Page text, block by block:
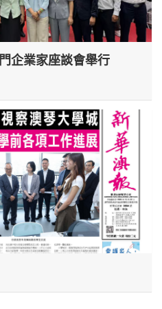
企業家座談會舉行